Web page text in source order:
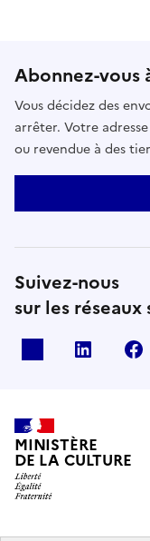
Abonnez-
Vous décidez des
arrêter. Votre
ou revendue à des
Suivez-nous
sur les réseaux
linkedin
MINISTÈRE
DE LA CULTURE